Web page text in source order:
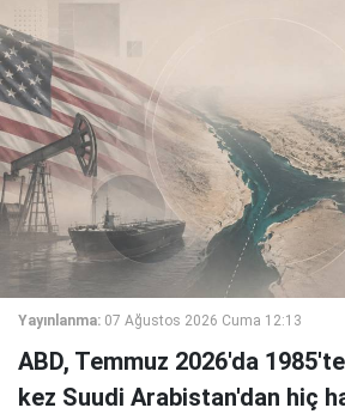
Yayınlanma: 07 Ağustos 2026 Cuma 12:13
ABD, Temmuz 2026'da
kez Suudi Arabistan'dan hiç